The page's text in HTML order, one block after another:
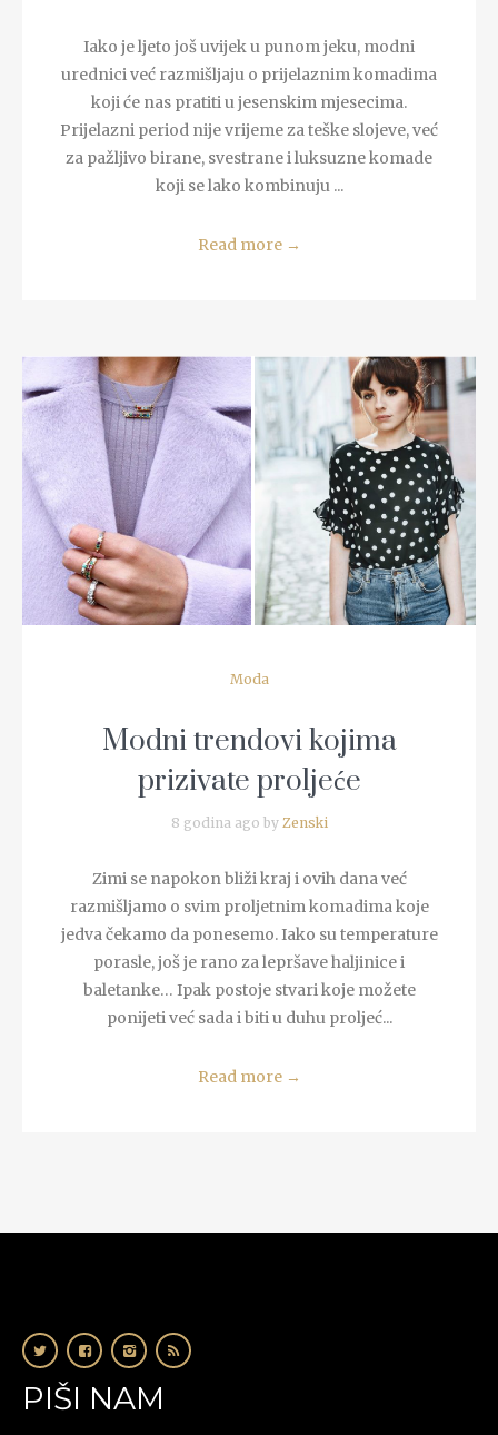
Iako je ljeto još uvijek u punom jeku, modni
urednici već razmišljaju o prijelaznim komadima
koji će nas pratiti u jesenskim mjesecima.
Prijelazni period nije vrijeme za teške slojeve, već
za pažljivo birane, svestrane i luksuzne komade
koji se lako kombinuju ...
Read more →
READ MORE
Moda
Modni trendovi kojima
prizivate proljeće
8 godina ago by Zenski
Zimi se napokon bliži kraj i ovih dana već
razmišljamo o svim proljetnim komadima koje
jedva čekamo da ponesemo. Iako su temperature
porasle, još je rano za lepršave haljinice i
baletanke… Ipak postoje stvari koje možete
ponijeti već sada i biti u duhu proljeć...
Read more →
PIŠI NAM